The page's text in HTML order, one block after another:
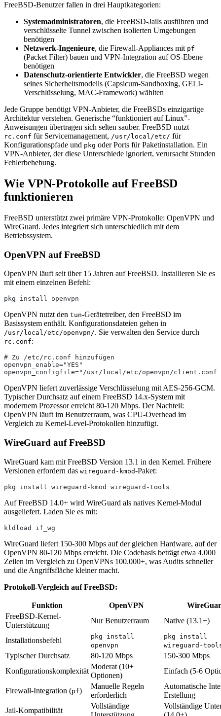
FreeBSD-Benutzer fallen in drei Hauptkategorien:
Systemadministratoren, die FreeBSD-Jails ausführen und
verschlüsselte Tunnel zwischen isolierten Umgebungen
benötigen
Netzwerk-Ingenieure, die Firewall-Appliances mit pf
(Packet Filter) bauen und VPN-Integration auf OS-Ebene
benötigen
Datenschutz-orientierte Entwickler, die FreeBSD wegen
seines Sicherheitsmodells (Capsicum-Sandboxing, GELI-
Verschlüsselung, MAC-Framework) wählten
Jede Gruppe benötigt VPN-Anbieter, die FreeBSDs einzigartige
Architektur verstehen. Generische “funktioniert auf Linux”-
Anweisungen übertragen sich selten sauber. FreeBSD nutzt
rc.conf für Servicemanagement, /usr/local/etc/ für
Konfigurationspfade und pkg oder Ports für Paketinstallation. Ein
VPN-Anbieter, der diese Unterschiede ignoriert, verursacht Stunden
Fehlerbehebung.
Wie VPN-Protokolle auf FreeBSD
funktionieren
FreeBSD unterstützt zwei primäre VPN-Protokolle: OpenVPN und
WireGuard. Jedes integriert sich unterschiedlich mit dem
Betriebssystem.
OpenVPN auf FreeBSD
OpenVPN läuft seit über 15 Jahren auf FreeBSD. Installieren Sie es
mit einem einzelnen Befehl:
pkg install openvpn
OpenVPN nutzt den tun-Gerätetreiber, den FreeBSD im
Basissystem enthält. Konfigurationsdateien gehen in
/usr/local/etc/openvpn/. Sie verwalten den Service durch
rc.conf:
# Zu /etc/rc.conf hinzufügen
openvpn_enable="YES"
openvpn_configfile="/usr/local/etc/openvpn/client.conf"
OpenVPN liefert zuverlässige Verschlüsselung mit AES-256-GCM.
Typischer Durchsatz auf einem FreeBSD 14.x-System mit
modernem Prozessor erreicht 80-120 Mbps. Der Nachteil:
OpenVPN läuft im Benutzerraum, was CPU-Overhead im
Vergleich zu Kernel-Level-Protokollen hinzufügt.
WireGuard auf FreeBSD
WireGuard kam mit FreeBSD Version 13.1 in den Kernel. Frühere
Versionen erfordern das wireguard-kmod-Paket:
pkg install wireguard-kmod wireguard-tools
Auf FreeBSD 14.0+ wird WireGuard als natives Kernel-Modul
ausgeliefert. Laden Sie es mit:
kldload if_wg
WireGuard liefert 150-300 Mbps auf der gleichen Hardware, auf der
OpenVPN 80-120 Mbps erreicht. Die Codebasis beträgt etwa 4.000
Zeilen im Vergleich zu OpenVPNs 100.000+, was Audits schneller
und die Angriffsfläche kleiner macht.
Protokoll-Vergleich auf FreeBSD:
Funktion OpenVPN
FreeBSD-Kernel-
Unterstützung
Nur Benutzerraum Native (13.1+)
Installationsbefehl
pkg install
openvpn
pkg install
wireguard-
Typischer Durchsatz 80-120 Mbps
150-300 Mbps
Konfigurationskomplexität
Moderat (10+
Optionen)
Einfach (5-6
Firewall-Integration (pf)
Manuelle Regeln
erforderlich
Automatische
Erstellung
Jail-Kompatibilität
Vollständige
Vollständige